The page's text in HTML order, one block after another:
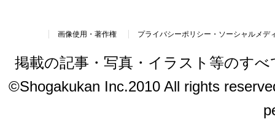
画像使用・著作権 プライバシーポリシー・ソーシャルメデ
掲載の記事・写真・イラスト等のす
©Shogakukan Inc.2010 All rights